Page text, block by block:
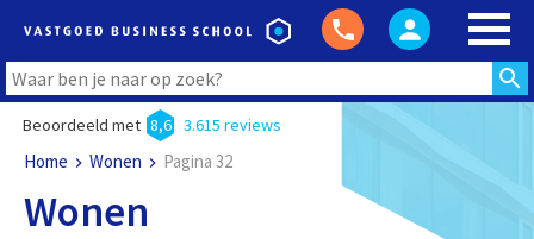
Beoordeeld met 8,6 3.615 reviews
Home Wonen Pagina 32
Wonen